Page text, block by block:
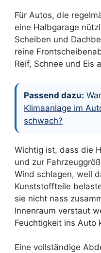
Für Autos, die
eine Halbgarage
Scheiben und
reine
Reif, Schnee und Eis
Passend dazu:
Klimaanlage im
schwach?
Wichtig ist, dass die
und zur
Wind schlagen, weil
Kunststoffteile
sie nicht nass
Innenraum verstaut
Feuchtigkeit ins Auto
Eine vollständige